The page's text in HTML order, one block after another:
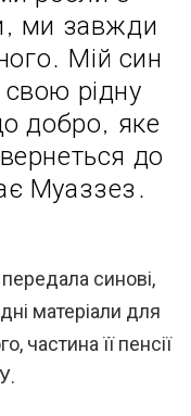
ми завжди
Мій син
рідну
добро, яке
до
Муаззез.
синові,
матеріали для
частина її пенсії